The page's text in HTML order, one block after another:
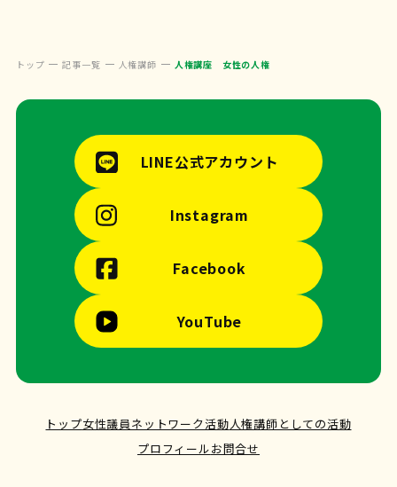
トップ 記事一覧 人権講師 人権講座 女性の人権
LINE公式アカウント
Instagram
Facebook
YouTube
トップ女性議員ネットワーク活動人権講師としての活動
プロフィールお問合せ